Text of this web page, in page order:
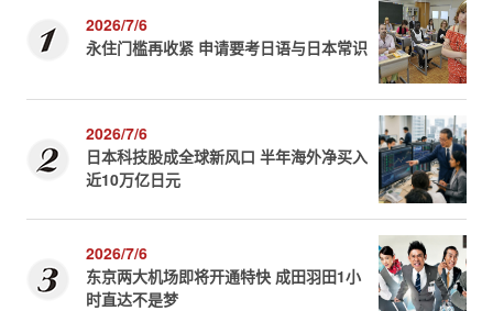
2026/7/6
永住门槛再收紧 申请要考日语与日本常识
2026/7/6
日本科技股成全球新风口 半年海外净买入
近10万亿日元
2026/7/6
东京两大机场即将开通特快 成田羽田1小
时直达不是梦